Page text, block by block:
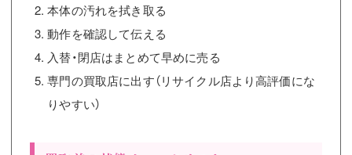
本体の汚れを拭き取る
動作を確認して伝える
入替・閉店はまとめて早めに売る
専門の買取店に出す（リサイクル店より高評価にな
りやすい）